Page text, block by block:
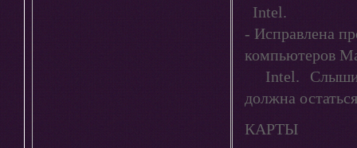
Intel.
- Исправлена
компьютеров
Intel.
должна
КАРТЫ